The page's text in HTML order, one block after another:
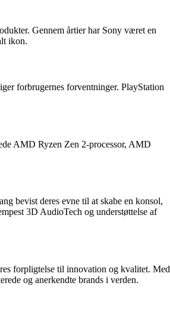
Gennem årtier har Sony været en
ikon.
forbrugernes forventninger. PlayStation
AMD Ryzen Zen 2-processor, AMD
bevist deres evne til at skabe en konsol,
3D AudioTech og understøttelse af
forpligtelse til innovation og kvalitet. Med
og anerkendte brands i verden.